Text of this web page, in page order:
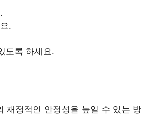
.
도록 하세요.
재정적인 안정성을 높일 수 있는 방